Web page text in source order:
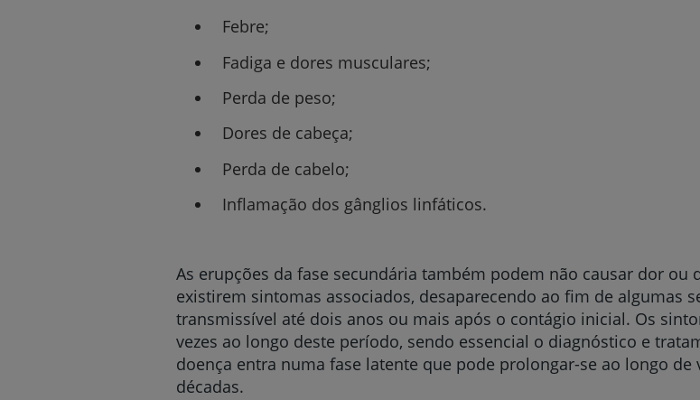
Febre;
Fadiga e dores musculares;
Perda de peso;
Dores de cabeça;
Perda de cabelo;
Inflamação dos gânglios linfáticos.
As erupções da fase secundária também podem não causar dor
existirem sintomas associados, desaparecendo ao fim de algumas
transmissível até dois anos ou mais após o contágio inicial. Os
vezes ao longo deste período, sendo essencial o diagnóstico e
doença entra numa fase latente que pode prolongar-se ao longo de
décadas.